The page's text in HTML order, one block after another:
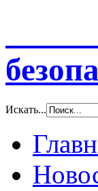
Искать...